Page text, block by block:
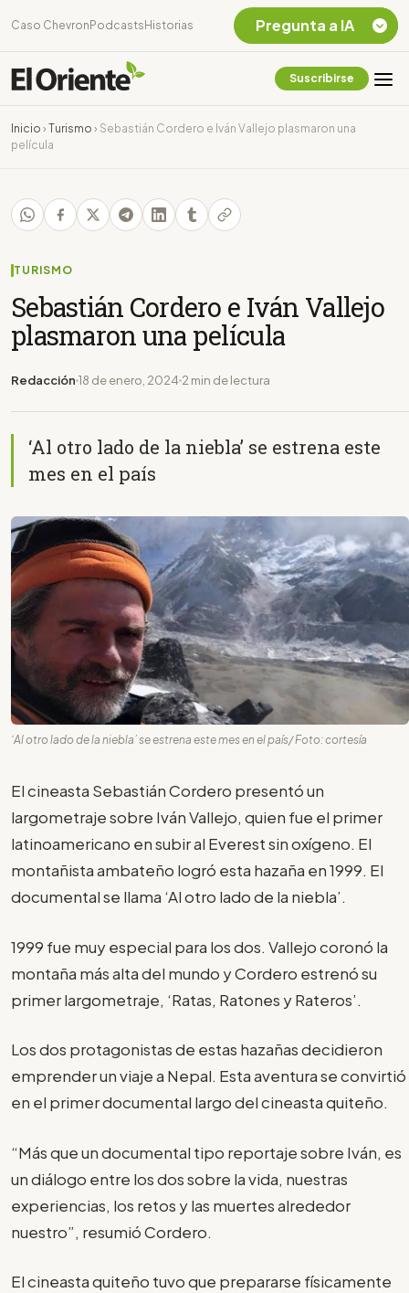
Caso Chevron Podcasts Historias
Suscribirse
Inicio › Turismo › Sebastián Cordero e Iván Vallejo plasmaron una
película
TURISMO
Sebastián Cordero e Iván Vallejo
plasmaron una película
Redacción 18 de enero, 2024 2 min de lectura
‘Al otro lado de la niebla’ se estrena este
mes en el país
‘Al otro lado de la niebla’ se estrena este mes en el país/ Foto: cortesía
El cineasta Sebastián Cordero presentó un
largometraje sobre Iván Vallejo, quien fue el primer
latinoamericano en subir al Everest sin oxígeno. El
montañista ambateño logró esta hazaña en 1999. El
documental se llama ‘Al otro lado de la niebla’.
1999 fue muy especial para los dos. Vallejo coronó la
montaña más alta del mundo y Cordero estrenó su
primer largometraje, ‘Ratas, Ratones y Rateros’.
Los dos protagonistas de estas hazañas decidieron
emprender un viaje a Nepal. Esta aventura se convirtió
en el primer documental largo del cineasta quiteño.
“Más que un documental tipo reportaje sobre Iván, es
un diálogo entre los dos sobre la vida, nuestras
experiencias, los retos y las muertes alrededor
nuestro”, resumió Cordero.
El cineasta quiteño tuvo que prepararse físicamente
Pregunta a IA
Chevron Ecuador